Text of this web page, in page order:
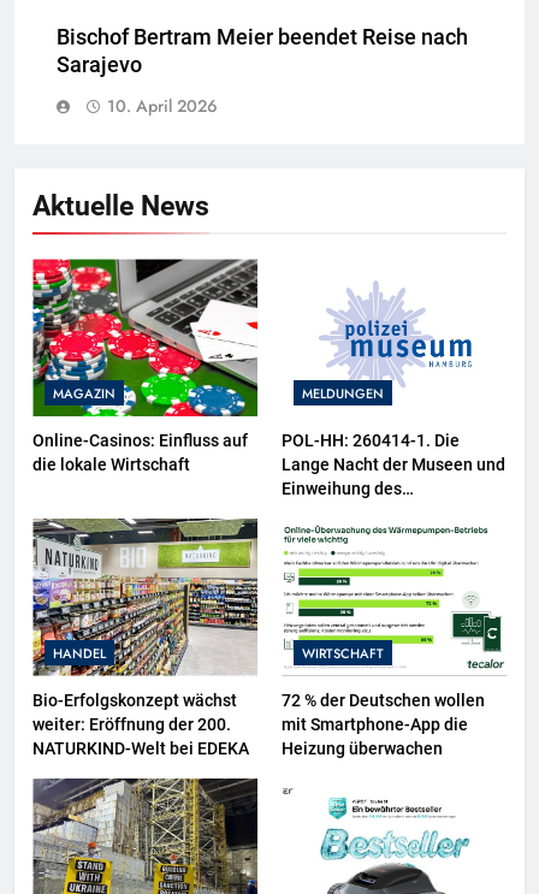
Bischof Bertram Meier beendet Reise nach
Sarajevo
10. April 2026
Aktuelle News
MAGAZIN
Online-Casinos: Einfluss auf
die lokale Wirtschaft
MELDUNGEN
POL-HH: 260414-1. Die
Lange Nacht der Museen und
Einweihung des
sowie neuer
Ausstellungsbereiche im
Polizeimuseum Hamburg
HANDEL
Bio-Erfolgskonzept wächst
weiter: Eröffnung der 200.
NATURKIND-Welt bei EDEKA
WIRTSCHAFT
72 % der Deutschen wollen
mit Smartphone-App die
Heizung überwachen